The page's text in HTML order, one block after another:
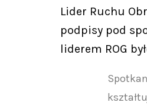
Lider Ruchu
podpisy pod
liderem ROG